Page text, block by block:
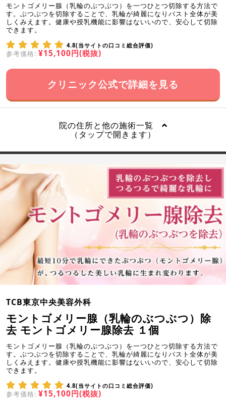
モントゴメリー腺（乳輪のぶつぶつ）を一つひとつ切除する方法で
す。ぶつぶつを切除することで、乳輪が綺麗になりバスト全体が美
しくみえます。健康や授乳機能に影響はないいので、安心して切除
できます。
4.8(当サイトの口コミ総合評価)
参考価格: ¥15,100円(税抜)
クリニック公式で詳細を見る
院の住所と他の施術一覧
（タップで開きます）
TCB東京中央美容外科
モントゴメリー腺（乳輪のぶつぶつ）除
去 モントゴメリー腺除去 １個
モントゴメリー腺（乳輪のぶつぶつ）を一つひとつ切除する方法で
す。ぶつぶつを切除することで、乳輪が綺麗になりバスト全体が美
しくみえます。健康や授乳機能に影響はないいので、安心して切除
できます。
4.8(当サイトの口コミ総合評価)
参考価格: ¥15,100円(税抜)